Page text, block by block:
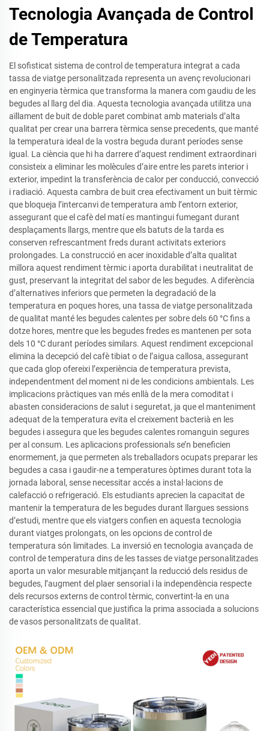
Tecnologia Avançada de Control
de Temperatura
El sofisticat sistema de control de temperatura integrat a cada
tassa de viatge personalitzada representa un avenç revolucionari
en enginyeria tèrmica que transforma la manera com gaudiu de les
begudes al llarg del dia. Aquesta tecnologia avançada utilitza una
aïllament de buit de doble paret combinat amb materials d’alta
qualitat per crear una barrera tèrmica sense precedents, que manté
la temperatura ideal de la vostra beguda durant períodes sense
igual. La ciència que hi ha darrere d’aquest rendiment extraordinari
consisteix a eliminar les molècules d’aire entre les parets interior i
exterior, impedint la transferència de calor per conducció, convecció
i radiació. Aquesta cambra de buit crea efectivament un buit tèrmic
que bloqueja l’intercanvi de temperatura amb l’entorn exterior,
assegurant que el cafè del matí es mantingui fumegant durant
desplaçaments llargs, mentre que els batuts de la tarda es
conserven refrescantment freds durant activitats exteriors
prolongades. La construcció en acer inoxidable d’alta qualitat
millora aquest rendiment tèrmic i aporta durabilitat i neutralitat de
gust, preservant la integritat del sabor de les begudes. A diferència
d’alternatives inferiors que permeten la degradació de la
temperatura en poques hores, una tassa de viatge personalitzada
de qualitat manté les begudes calentes per sobre dels 60 °C fins a
dotze hores, mentre que les begudes fredes es mantenen per sota
dels 10 °C durant períodes similars. Aquest rendiment excepcional
elimina la decepció del cafè tibiat o de l’aigua callosa, assegurant
que cada glop ofereixi l’experiència de temperatura prevista,
independentment del moment ni de les condicions ambientals. Les
implicacions pràctiques van més enllà de la mera comoditat i
abasten consideracions de salut i seguretat, ja que el manteniment
adequat de la temperatura evita el creixement bacterià en les
begudes i assegura que les begudes calentes romanguin segures
per al consum. Les aplicacions professionals se’n beneficien
enormement, ja que permeten als treballadors ocupats preparar les
begudes a casa i gaudir-ne a temperatures òptimes durant tota la
jornada laboral, sense necessitar accés a instal·lacions de
calefacció o refrigeració. Els estudiants aprecien la capacitat de
mantenir la temperatura de les begudes durant llargues sessions
d’estudi, mentre que els viatgers confien en aquesta tecnologia
durant viatges prolongats, on les opcions de control de
temperatura són limitades. La inversió en tecnologia avançada de
control de temperatura dins de les tasses de viatge personalitzades
aporta un valor mesurable mitjançant la reducció dels residus de
begudes, l’augment del plaer sensorial i la independència respecte
dels recursos externs de control tèrmic, convertint-la en una
característica essencial que justifica la prima associada a solucions
de vasos personalitzats de qualitat.